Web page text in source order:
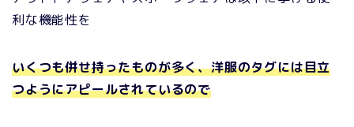
利な機能性を
いくつも併せ持ったものが多く、洋服のタグには目立
つようにアピールされているので